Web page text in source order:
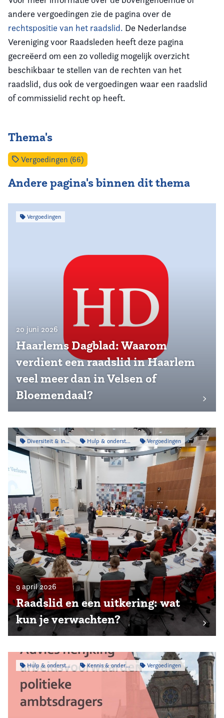
andere vergoedingen zie de pagina over de
rechtspositie van het raadslid. De Nederlandse
Vereniging voor Raadsleden heeft deze pagina
gecreëerd om een zo volledig mogelijk overzicht
beschikbaar te stellen van de rechten van het
raadslid, dus ook de vergoedingen waar een raadslid
of commissielid recht op heeft.
Thema's
Vergoedingen (66)
Andere pagina's binnen dit thema
Vergoedingen
20 juni 2026
Haarlems Dagblad: Waarom
verdient een raadslid in Haarlem
veel meer dan in Velsen of
Bloemendaal?
Diversiteit & Inclusiviteit Hulp & ondersteuning Vergoedingen
9 april 2026
Raadslid en een uitkering: wat
kun je verwachten?
Hulp & ondersteuning Kennis & onderzoek Vergoedingen